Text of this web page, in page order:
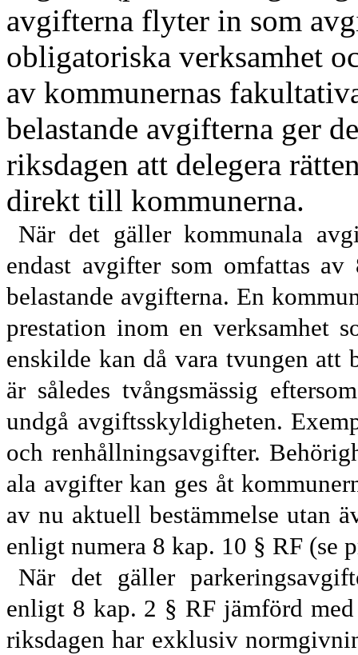
avgifterna flyter in som
obligatoriska verksamhet
av kommunernas
belastande avgifterna ger
riksdagen att delegera
direkt till kommunerna.
När det gäller kommunala
endast avgifter som omfattas
belastande avgifterna. En
prestation inom en verksamhet
enskilde kan då vara tvungen att
är således tvångsmässig
undgå avgiftsskyldigheten.
och renhållningsavgifter.
ala avgifter kan ges åt
av nu aktuell bestämmelse utan
enligt numera 8 kap. 10 § RF (se
När det gäller
enligt 8 kap. 2 § RF jämförd
riksdagen har exklusiv